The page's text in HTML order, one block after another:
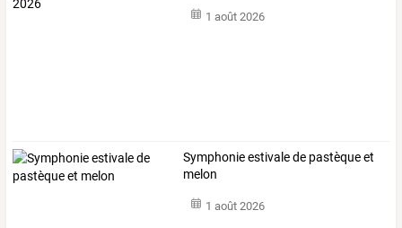
1 août 2026
Symphonie estivale de pastèque et
melon
1 août 2026